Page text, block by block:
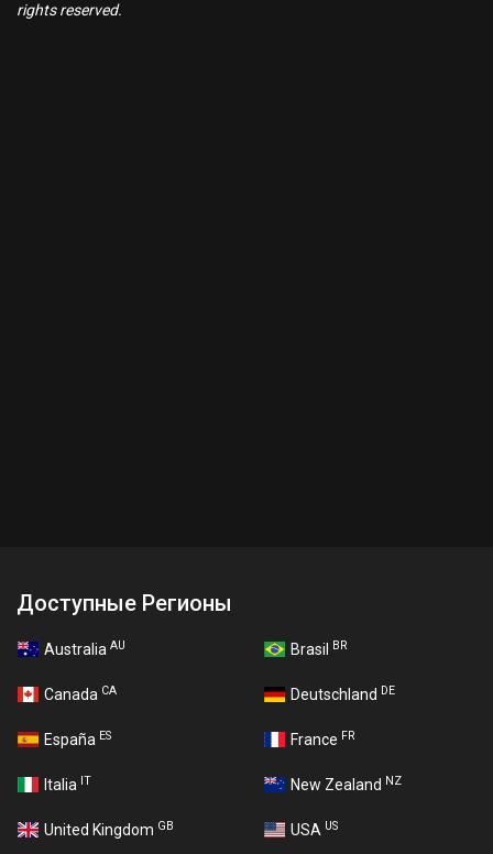
rights reserved.
Доступные Регионы
Australia AU Brasil BR
Canada CA Deutschland DE
España ES France FR
Italia IT New Zealand NZ
United Kingdom GB USA US